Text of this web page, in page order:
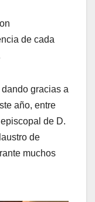
de cada
gracias a
año, entre
de D.
de
muchos